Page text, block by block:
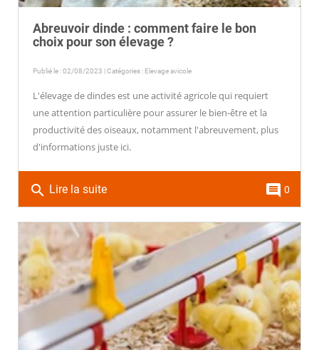
Abreuvoir dinde : comment faire le bon
choix pour son élevage ?
Publié le : 02/08/2023 | Catégories : Elevage avicole
L'élevage de dindes est une activité agricole qui requiert
une attention particulière pour assurer le bien-être et la
productivité des oiseaux, notamment l'abreuvement, plus
d'informations juste ici.
search Lire la suite comment 0